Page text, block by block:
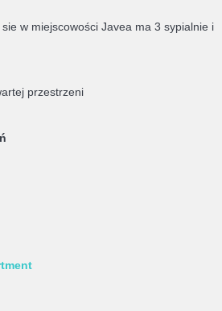
w miejscowości Javea ma 3 sypialnie i
przestrzeni